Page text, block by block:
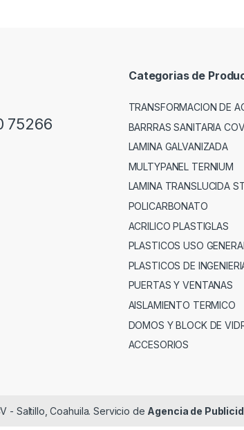
75266
Categorias de
TRANSFORMACION DE
BARRRAS SANITARIA
LAMINA GALVANIZADA
MULTYPANEL TERNIUM
LAMINA TRANSLUCIDA
POLICARBONATO
ACRILICO PLASTIGLAS
PLASTICOS USO
PLASTICOS DE
PUERTAS Y VENTANAS
AISLAMIENTO TERMICO
DOMOS Y BLOCK DE
ACCESORIOS
- Saltillo, Coahuila. Servicio de Agencia de